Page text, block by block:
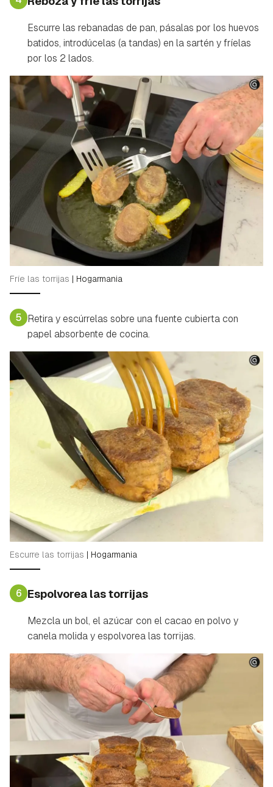
Escurre las rebanadas de pan, pásalas por los huevos
batidos, introdúcelas (a tandas) en la sartén y fríelas
por los 2 lados.
Fríe las torrijas | Hogarmania
5 Retira y escúrrelas sobre una fuente cubierta con
papel absorbente de cocina.
Escurre las torrijas | Hogarmania
6 Espolvorea las torrijas
Mezcla un bol, el azúcar con el cacao en polvo y
canela molida y espolvorea las torrijas.